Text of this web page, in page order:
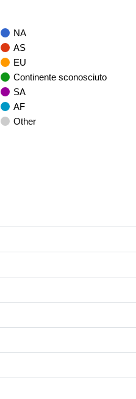
NA
AS
EU
Continente sconosciuto
SA
AF
Other